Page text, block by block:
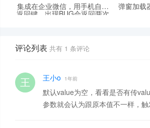
集成在企业微信，用手机自带
返回键，出现BUG会返回两次
弹窗加载
评论列表 共有 1 条评论
王小o 1年前
默认value为空，看看是否有传
参数就会认为跟原本值不一样，触